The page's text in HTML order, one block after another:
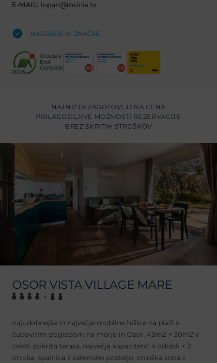
E-MAIL: lopari@losinia.hr
NAGRADE IN ZNAČKE
NAJNIŽJA ZAGOTOVLJENA CENA
PRILAGODLJIVE MOŽNOSTI REZERVACIJE
BREZ SKRITIH STROŠKOV
OSOR VISTA VILLAGE MARE
+
najudobnejše in največje mobilne hišice na plaži s
čudovitim pogledom na morje in Osor, 43m2 + 30m2 v
celoti pokrita terasa, največja kapaciteta: 4 odrasli + 2
otroka, spalnica z zakonsko posteljo, otroška soba z